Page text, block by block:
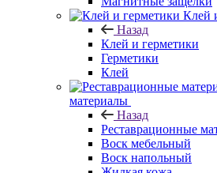
Клей
Назад
Клей и герметики
Герметики
Клей
материалы
Назад
Реставрационные
Воск мебельный
Воск напольный